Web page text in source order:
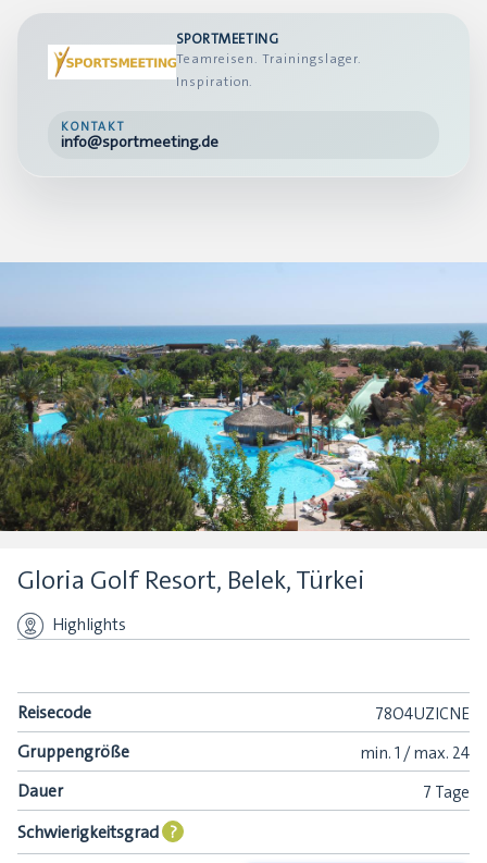
SPORTMEETING
Teamreisen. Trainingslager.
Inspiration.
KONTAKT
info@sportmeeting.de
Gloria Golf Resort, Belek, Türkei
Highlights
Reisecode 78O4UZICNE
Gruppengröße min. 1 /max. 24
Dauer 7 Tage
Schwierigkeitsgrad ?